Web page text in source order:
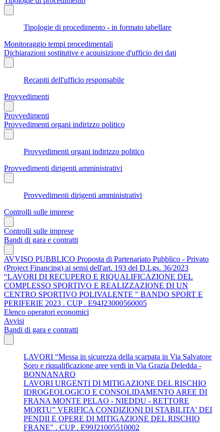
Tipologie di procedimento - in formato tabellare
Monitoraggio tempi procedimentali
Dichiarazioni sostitutive e acquisizione d'ufficio dei dati
Recapiti dell'ufficio responsabile
Provvedimenti
Provvedimenti
Provvedimenti organi indirizzo politico
Provvedimenti organi indirizzo politico
Provvedimenti dirigenti amministrativi
Provvedimenti dirigenti amministrativi
Controlli sulle imprese
Controlli sulle imprese
Bandi di gara e contratti
AVVISO PUBBLICO Proposta di Partenariato Pubblico - Privato
(Project Financing) ai sensi dell'art. 193 del D.Lgs. 36/2023
“LAVORI DI RECUPERO E RIQUALIFICAZIONE DEL
COMPLESSO SPORTIVO E REALIZZAZIONE DI UN
CENTRO SPORTIVO POLIVALENTE " BANDO SPORT E
PERIFERIE 2023 . CUP . E94J23000560005
Elenco operatori economici
Avvisi
Bandi di gara e contratti
LAVORI “Messa in sicurezza della scarpata in Via Salvatore
Soro e riqualificazione aree verdi in Via Grazia Deledda -
BONNANARO
LAVORI URGENTI DI MITIGAZIONE DEL RISCHIO
IDROGEOLOGICO E CONSOLIDAMENTO AREE DI
FRANA MONTE PELAO - NIEDDU - RETTORE
MORTU” VERIFICA CONDIZIONI DI STABILITA' DEI
PENDII E OPERE DI MITIGAZIONE DEL RISCHIO
FRANE" . CUP . E99J21005510002